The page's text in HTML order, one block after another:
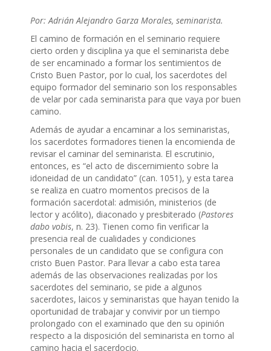
Por: Adrián Alejandro Garza Morales, seminarista.
El camino de formación en el seminario requiere
cierto orden y disciplina ya que el seminarista debe
de ser encaminado a formar los sentimientos de
Cristo Buen Pastor, por lo cual, los sacerdotes del
equipo formador del seminario son los responsables
de velar por cada seminarista para que vaya por buen
camino.
Además de ayudar a encaminar a los seminaristas,
los sacerdotes formadores tienen la encomienda de
revisar el caminar del seminarista. El escrutinio,
entonces, es “el acto de discernimiento sobre la
idoneidad de un candidato” (can. 1051), y esta tarea
se realiza en cuatro momentos precisos de la
formación sacerdotal: admisión, ministerios (de
lector y acólito), diaconado y presbiterado (Pastores
dabo vobis, n. 23). Tienen como fin verificar la
presencia real de cualidades y condiciones
personales de un candidato que se configura con
cristo Buen Pastor. Para llevar a cabo esta tarea
además de las observaciones realizadas por los
sacerdotes del seminario, se pide a algunos
sacerdotes, laicos y seminaristas que hayan tenido la
oportunidad de trabajar y convivir por un tiempo
prolongado con el examinado que den su opinión
respecto a la disposición del seminarista en torno al
camino hacia el sacerdocio.